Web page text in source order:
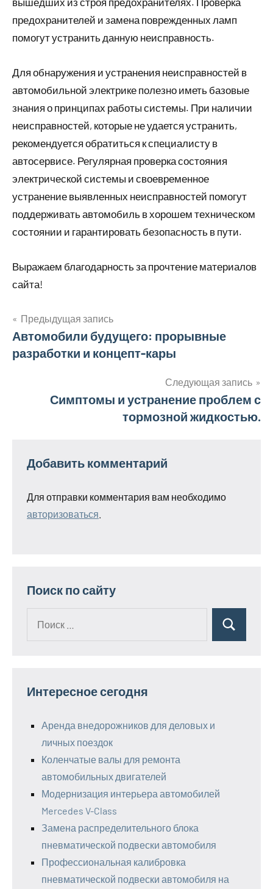
предохранителей и замена поврежденных ламп
помогут устранить данную неисправность.
Для обнаружения и устранения неисправностей в
автомобильной электрике полезно иметь базовые
знания о принципах работы системы. При наличии
неисправностей, которые не удается устранить,
рекомендуется обратиться к специалисту в
автосервисе. Регулярная проверка состояния
электрической системы и своевременное
устранение выявленных неисправностей помогут
поддерживать автомобиль в хорошем техническом
состоянии и гарантировать безопасность в пути.
Выражаем благодарность за прочтение материалов
сайта!
Навигация
по
Предыдущая запись
Автомобили будущего: прорывные
разработки и концепт-кары
Следующая запись
Симптомы и устранение проблем с
тормозной жидкостью.
Добавить комментарий
Для отправки комментария вам необходимо
авторизоваться
Поиск по сайту
Поиск
Интересное сегодня
Аренда внедорожников для деловых и
личных поездок
Коленчатые валы для ремонта
автомобильных двигателей
Модернизация интерьера автомобилей
Mercedes V-Class
Замена распределительного блока
пневматической подвески автомобиля
Профессиональная калибровка
пневматической подвески автомобиля на